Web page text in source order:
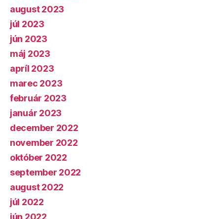
august 2023
júl 2023
jún 2023
máj 2023
apríl 2023
marec 2023
február 2023
január 2023
december 2022
november 2022
október 2022
september 2022
august 2022
júl 2022
jún 2022